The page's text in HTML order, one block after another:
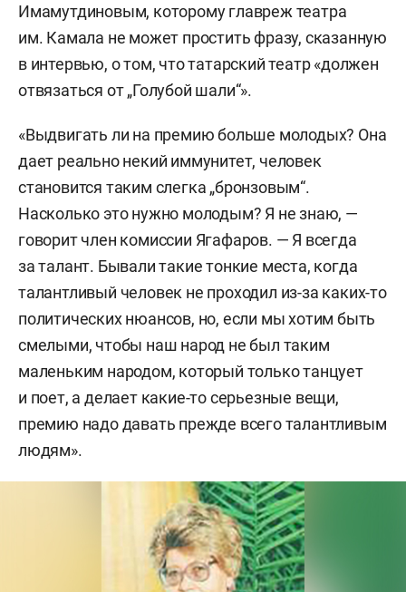
Кадим Джалилевич Замитов:
скульптурных портретов и фигур, посвященных
выдающимся историческим деятелям
татарской культуры, народных образов,
представленных в Государственной
Третьяковской галерее, скульптура «Хөррият».
13)Ильгам Ильгизович Байтиряк: тетралогия
симфонических поэм «Весенний Кырлай»,
«В ожидании утра», «Тулпар», «Зилант»;
14)Риф Хоббулович Гатауллин:авторские
музыкальные сборники на татарском языке:
детский сборник «Балачакның җырлы
мизгелләре» («Мелодичные мгновения
детства»), сборник популярных песен и романсов
Рифкат ГусмановичЯкупов:многолетняя
Имамутдиновым, которому главреж театра
им. Камала не может простить фразу, сказанную
в интервью, о том, что татарский театр «должен
отвязаться от „Голубой шали“».
«Выдвигать ли на премию больше молодых? Она
дает реально некий иммунитет, человек
становится таким слегка „бронзовым“.
Насколько это нужно молодым? Я не знаю, —
говорит член комиссии Ягафаров. — Я всегда
за талант. Бывали такие тонкие места, когда
талантливый человек не проходил из-за каких-то
политических нюансов, но, если мы хотим быть
смелыми, чтобы наш народ не был таким
маленьким народом, который только танцует
и поет, а делает какие-то серьезные вещи,
премию надо давать прежде всего талантливым
людям».